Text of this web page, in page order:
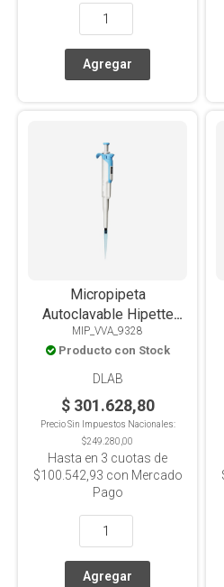
Micropipeta
Autoclavable Hipette
Volumen Variable 2-20ul
MIP_VVA_9328
Producto con Stock
DLAB
$ 301.628,80
Precio Sin Impuestos Nacionales:
$249.280,00
Hasta en 3 cuotas de
$100.542,93 con Mercado
Pago